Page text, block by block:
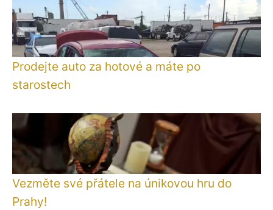
Prodejte auto za hotové a máte po
starostech
Vezměte své přátele na únikovou hru do
Prahy!